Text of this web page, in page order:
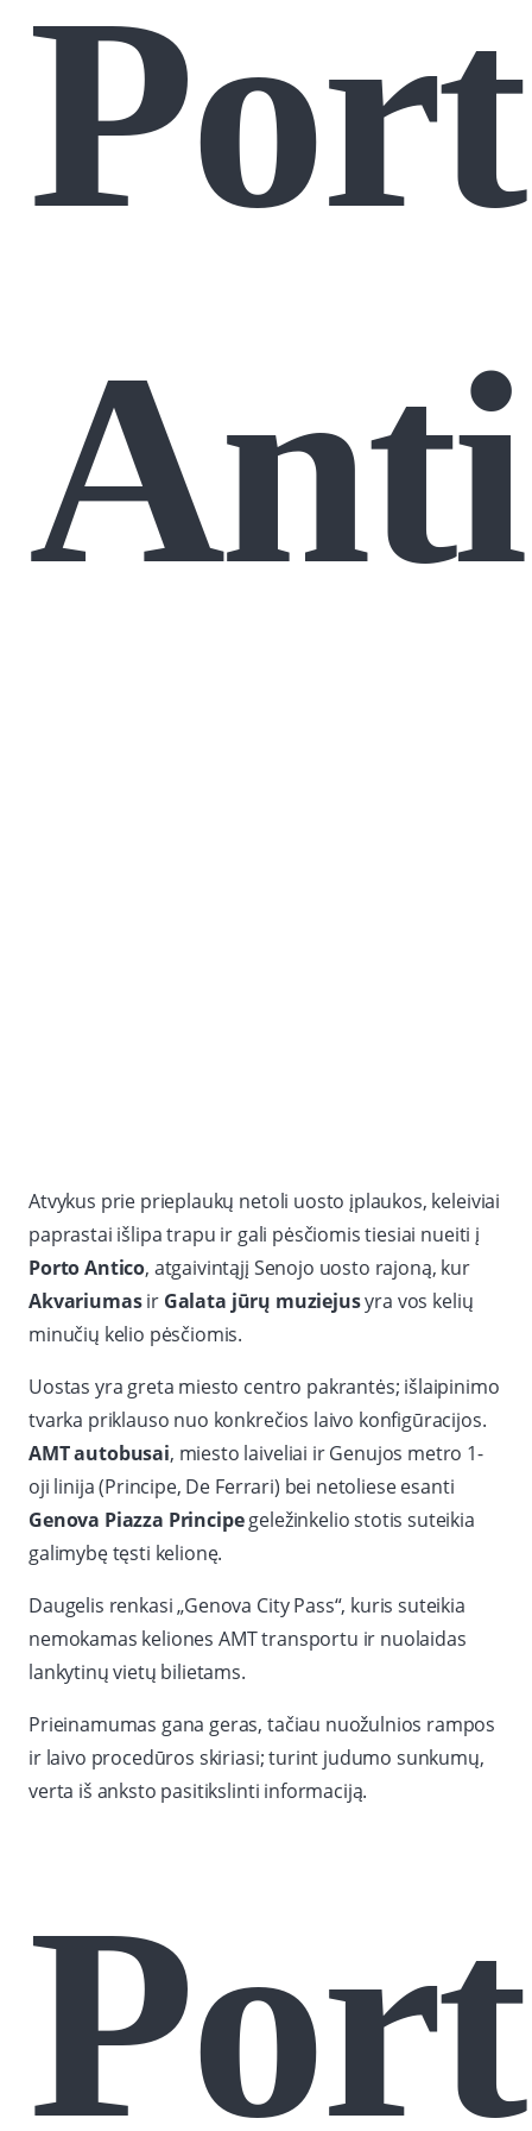
Atvykus prie prieplaukų netoli uosto įplaukos, keleiviai
paprastai išlipa trapu ir gali pėsčiomis tiesiai nueiti į
Porto Antico, atgaivintąjį Senojo uosto rajoną, kur
Akvariumasir Galata jūrų muziejusyra vos kelių
minučių kelio pėsčiomis.
Uostas yra greta miesto centro pakrantės; išlaipinimo
tvarka priklauso nuo konkrečios laivo konfigūracijos.
AMT autobusai, miesto laiveliai ir Genujos metro 1-
oji linija (Principe, De Ferrari) bei netoliese esanti
Genova Piazza Principegeležinkelio stotis suteikia
galimybę tęsti kelionę.
Daugelis renkasi „Genova City Pass“, kuris suteikia
nemokamas keliones AMT transportu ir nuolaidas
lankytinų vietų bilietams.
Prieinamumas gana geras, tačiau nuožulnios rampos
ir laivo procedūros skiriasi; turint judumo sunkumų,
verta iš anksto pasitikslinti informaciją.